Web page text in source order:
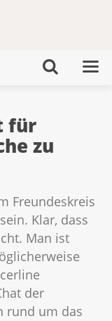
für
zu
Freundeskreis
Klar, dass
Man ist
der
rund um das